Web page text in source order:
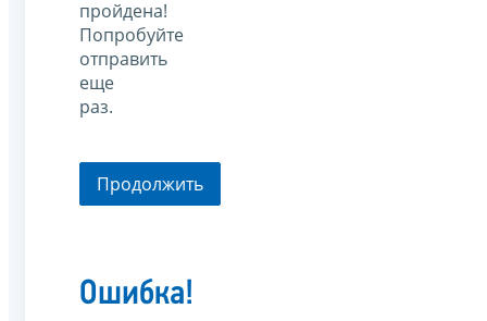
пройдена!
Попробуйте
отправить
еще
раз.
Продолжить
Ошибка!